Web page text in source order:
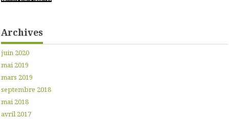
Archives
juin 2020
mai 2019
mars 2019
septembre 2018
mai 2018
avril 2017